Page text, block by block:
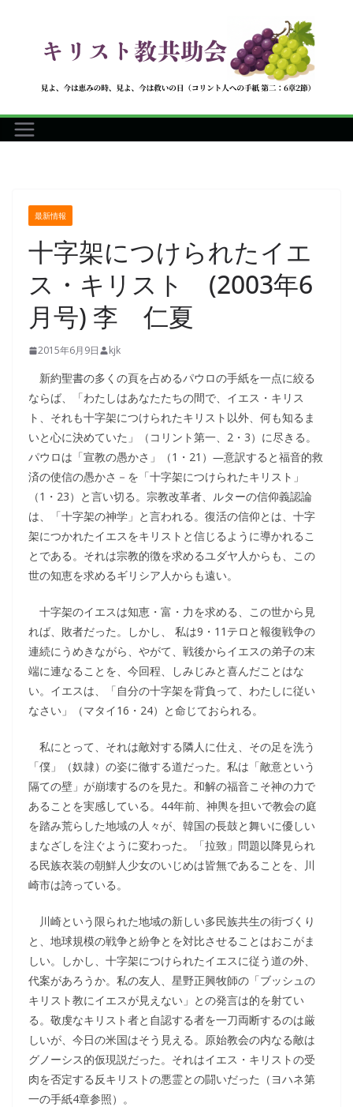
へ
ス
最新情報
十字架につけられたイエ
ス・キリスト (2003年6
月号) 李 仁夏
2015年6月9日 kjk
新約聖書の多くの頁を占めるパウロの手紙を一点に絞る
ならば、「わたしはあなたたちの間で、イエス・キリス
ト、それも十字架につけられたキリスト以外、何も知るま
いと心に決めていた」（コリント第一、2・3）に尽きる。
パウロは「宣教の愚かさ」（1・21）―意訳すると福音的救
済の使信の愚かさ－を「十字架につけられたキリスト」
（1・23）と言い切る。宗教改革者、ルターの信仰義認論
は、「十字架の神学」と言われる。復活の信仰とは、十字
架につかれたイエスをキリストと信じるように導かれるこ
とである。それは宗教的徴を求めるユダヤ人からも、この
世の知恵を求めるギリシア人からも遠い。
十字架のイエスは知恵・富・力を求める、この世から見
れば、敗者だった。しかし、 私は9・11テロと報復戦争の
連続にうめきながら、やがて、戦後からイエスの弟子の末
端に連なることを、今回程、しみじみと喜んだことはな
い。イエスは、「自分の十字架を背負って、わたしに従い
なさい」（マタイ16・24）と命じておられる。
私にとって、それは敵対する隣人に仕え、その足を洗う
「僕」（奴隷）の姿に徹する道だった。私は「敵意という
隔ての壁」が崩壊するのを見た。和解の福音こそ神の力で
あることを実感している。44年前、神輿を担いで教会の庭
を踏み荒らした地域の人々が、韓国の長鼓と舞いに優しい
まなざしを注ぐように変わった。「拉致」問題以降見られ
る民族衣装の朝鮮人少女のいじめは皆無であることを、川
崎市は誇っている。
川崎という限られた地域の新しい多民族共生の街づくり
と、地球規模の戦争と紛争とを対比させることはおこがま
しい。しかし、十字架につけられたイエスに従う道の外、
代案があろうか。私の友人、星野正興牧師の「ブッシュの
キリスト教にイエスが見えない」との発言は的を射てい
る。敬虔なキリスト者と自認する者を一刀両断するのは厳
しいが、今日の米国はそう見える。原始教会の内なる敵は
グノーシス的仮現説だった。それはイエス・キリストの受
肉を否定する反キリストの悪霊との闘いだった（ヨハネ第
一の手紙4章参照）。